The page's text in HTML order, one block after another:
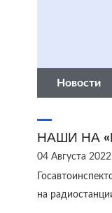
Новости
НАШИ НА
04 Августа 2022
на